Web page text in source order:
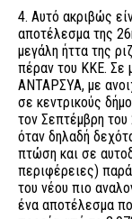
4. Αυτό ακριβώς
αποτέλεσμα της
μεγάλη ήττα της
πέραν του ΚΚΕ. Σε
ΑΝΤΑΡΣΥΑ, με
σε κεντρικούς
τον Σεπτέμβρη
όταν δηλαδή
πτώση και σε
περιφέρειες)
του νέου πιο
ένα αποτέλεσμα